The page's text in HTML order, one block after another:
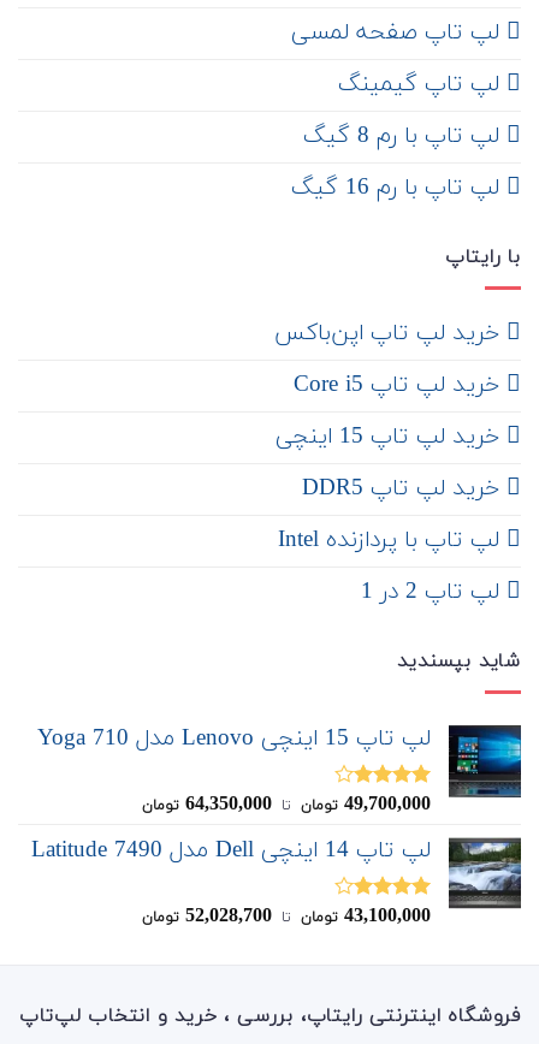
لپ تاپ صفحه لمسی
لپ تاپ گیمینگ
لپ تاپ با رم 8 گیگ
لپ تاپ با رم 16 گیگ
با رایتاپ
‌ خرید لپ تاپ اپن‌باکس
خرید لپ تاپ Core i5
‌‌ خرید لپ تاپ 15 اینچی
خرید لپ تاپ DDR5
لپ تاپ با پردازنده Intel
لپ تاپ 2 در 1
شاید بپسندید
لپ تاپ 15 اینچی Lenovo مدل Yoga 710
نمره
49,700,000 تومان ‌ تا ‌ 64,350,000 تومان
لپ تاپ 14 اینچی Dell مدل Latitude 7490
نمره
43,100,000 تومان ‌ تا ‌ 52,028,700 تومان
فروشگاه اینترنتی رایتاپ، بررسی ، خرید و انتخاب لپ‌تاپ